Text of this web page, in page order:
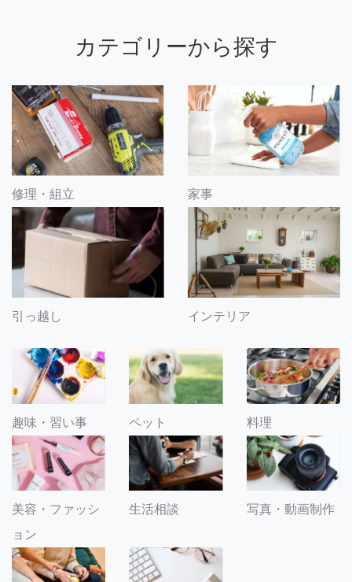
カテゴリーから探す
修理・組立 家事
引っ越し インテリア
趣味・習い事 ペット 料理
美容・ファッシ
ョン
生活相談 写真・動画制作